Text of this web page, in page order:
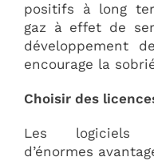
positifs à long
gaz à effet de
développement
encourage la
Choisir des
Les logiciels
d’énormes